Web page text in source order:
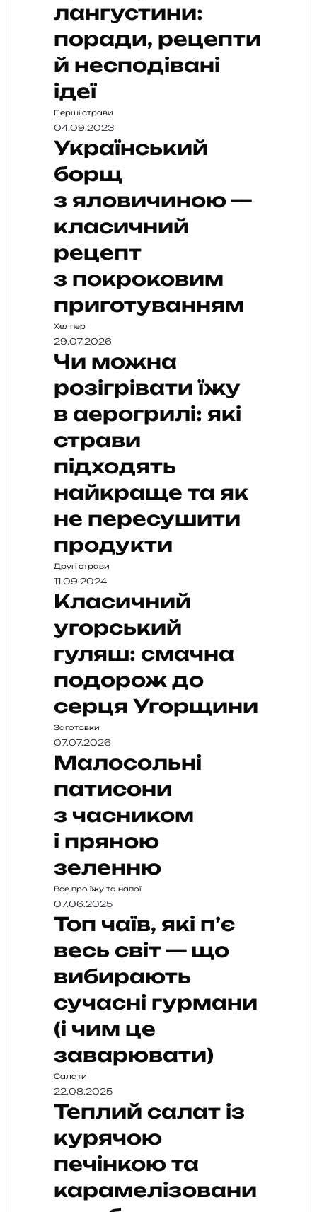
лангустини:
поради, рецепти
й несподівані
ідеї
Перші страви
04.09.2023
Український
борщ
з яловичиною —
класичний
рецепт
з покроковим
приготуванням
Хелпер
29.07.2026
Чи можна
розігрівати їжу
в аерогрилі: які
страви
підходять
найкраще та як
не пересушити
продукти
Другі страви
11.09.2024
Класичний
угорський
гуляш: смачна
подорож до
серця Угорщини
Заготовки
07.07.2026
Малосольні
патисони
з часником
і пряною
зеленню
Все про їжу та напої
07.06.2025
Топ чаїв, які п’є
весь світ — що
вибирають
сучасні гурмани
(і чим це
заварювати)
Салати
22.08.2025
Теплий салат із
курячою
печінкою та
карамелізовани